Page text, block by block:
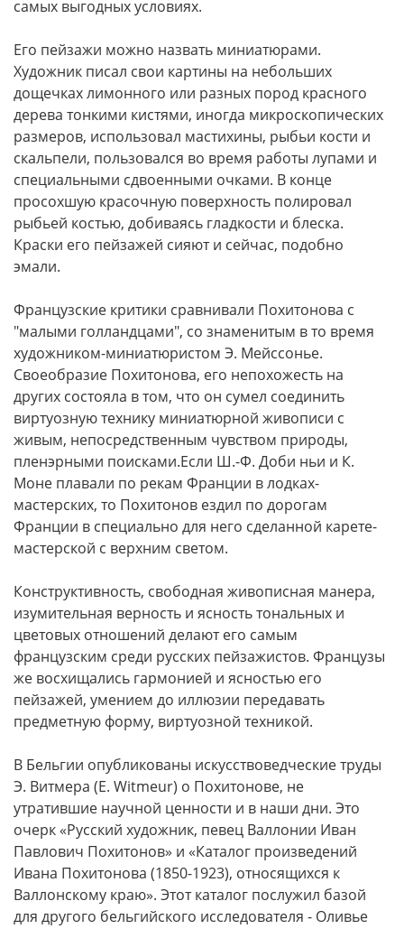
самых выгодных условиях.
Его пейзажи можно назвать миниатюрами.
Художник писал свои картины на небольших
дощечках лимонного или разных пород красного
дерева тонкими кистями, иногда микроскопических
размеров, использовал мастихины, рыбьи кости и
скальпели, пользовался во время работы лупами и
специальными сдвоенными очками. В конце
просохшую красочную поверхность полировал
рыбьей костью, добиваясь гладкости и блеска.
Краски его пейзажей сияют и сейчас, подобно
эмали.
Французские критики сравнивали Похитонова с
"малыми голландцами", со знаменитым в то время
художником-миниатюристом Э. Мейссонье.
Своеобразие Похитонова, его непохожесть на
других состояла в том, что он сумел соединить
виртуозную технику миниатюрной живописи с
живым, непосредственным чувством природы,
пленэрными поисками.Если Ш.-Ф. Доби ньи и К.
Моне плавали по рекам Франции в лодках-
мастерских, то Похитонов ездил по дорогам
Франции в специально для него сделанной карете-
мастерской с верхним светом.
Конструктивность, свободная живописная манера,
изумительная верность и ясность тональных и
цветовых отношений делают его самым
французским среди русских пейзажистов. Французы
же восхищались гармонией и ясностью его
пейзажей, умением до иллюзии передавать
предметную форму, виртуозной техникой.
В Бельгии опубликованы искусствоведческие труды
Э. Витмера (Е. Witmeur) о Похитонове, не
утратившие научной ценности и в наши дни. Это
очерк «Русский художник, певец Валлонии Иван
Павлович Похитонов» и «Каталог произведений
Ивана Похитонова (1850-1923), относящихся к
Валлонскому краю». Этот каталог послужил базой
для другого бельгийского исследователя - Оливье